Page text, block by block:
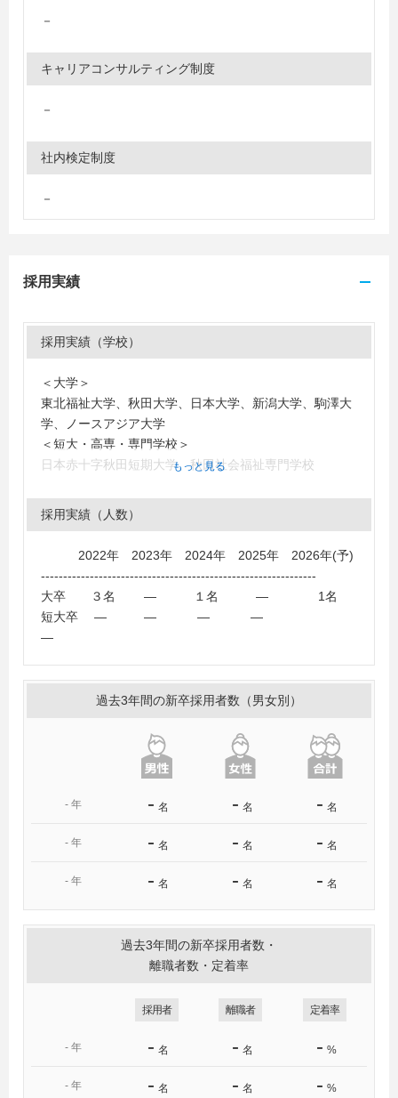
－
キャリアコンサルティング制度
－
社内検定制度
－
採用実績
採用実績（学校）
＜大学＞
東北福祉大学、秋田大学、日本大学、新潟大学、駒澤大
学、ノースアジア大学
＜短大・高専・専門学校＞
日本赤十字秋田短期大学、秋田社会福祉専門学校
もっと見る
採用実績（人数）
2022年 2023年 2024年 2025年 2026年(予)
--------------------------------------------------------------
大卒 ３名 ― １名 ― 1名
短大卒 ― ― ― ―
―
過去3年間の新卒採用者数（男女別）
- 年 - 名 - 名 - 名
- 年 - 名 - 名 - 名
- 年 - 名 - 名 - 名
過去3年間の新卒採用者数・
離職者数・定着率
採用者 離職者 定着率
- 年 - 名 - 名 - %
- 年 - 名 - 名 - %